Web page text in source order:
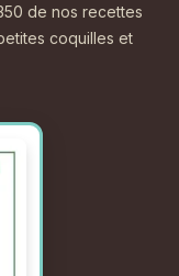
de nos recettes
coquilles et